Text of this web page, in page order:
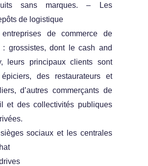
sans marques. – Les
de logistique
entreprises de commerce de
: grossistes, dont le cash and
leurs principaux clients sont
des restaurateurs et
d’autres commerçants de
et des collectivités publiques
sociaux et les centrales